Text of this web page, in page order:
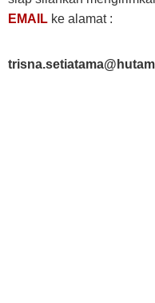
EMAIL ke alamat :